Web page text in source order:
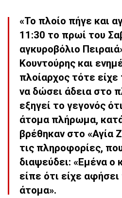
«Το πλοίο πήγε και
11:30 το πρωί του
αγκυροβόλιο
Κουντούρης και
πλοίαρχος τότε
να δώσει άδεια στο
εξηγεί το γεγονός
άτομα πλήρωμα,
βρέθηκαν στο «Αγία
τις πληροφορίες,
διαψεύδει: «Εμένα ο
είπε ότι είχε
άτομα».